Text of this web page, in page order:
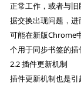
正常工作，或者与
据交换出现问题，
可能在新版Chrome
个用于同步书签的插
2.2 插件更新机制
插件更新机制也是